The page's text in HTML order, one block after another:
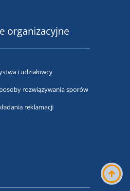
organizacyjne
i udziałowcy
rozwiązywania sporów
reklamacji